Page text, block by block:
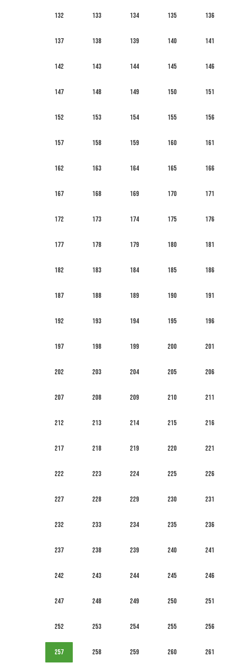
132 133 134 135 136
137 138 139 140 141
142 143 144 145 146
147 148 149 150 151
152 153 154 155 156
157 158 159 160 161
162 163 164 165 166
167 168 169 170 171
172 173 174 175 176
177 178 179 180 181
182 183 184 185 186
187 188 189 190 191
192 193 194 195 196
197 198 199 200 201
202 203 204 205 206
207 208 209 210 211
212 213 214 215 216
217 218 219 220 221
222 223 224 225 226
227 228 229 230 231
232 233 234 235 236
237 238 239 240 241
242 243 244 245 246
247 248 249 250 251
252 253 254 255 256
257 258 259 260 261